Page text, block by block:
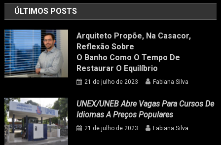
ÚLTIMOS POSTS
Arquiteto Propõe, Na Casacor,
Reflexão Sobre
O Banho Como O Tempo De
Restaurar O Equilíbrio
21 de julho de 2023 Fabiana Silva
UNEX/UNEB Abre Vagas Para Cursos De
Idiomas A Preços Populares
21 de julho de 2023 Fabiana Silva